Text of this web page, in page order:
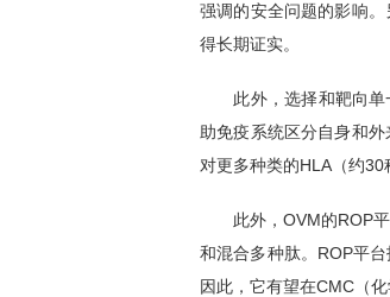
强调的安全问题的影响
得长期证实。
此外，选择和靶向单
助免疫系统区分自身和
对更多种类的HLA（约30
此外，OVM的ROP平
和混合多种肽。ROP平
因此，它有望在CMC（